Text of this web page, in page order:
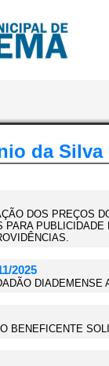
da
DOS PREÇOS
2025
BENEFICENTE